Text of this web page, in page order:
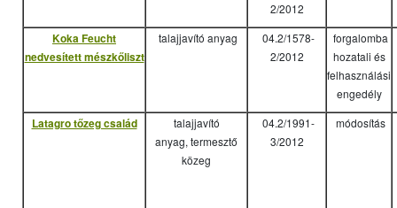
2/2012
Koka Feucht
nedvesített mészkőliszt
talajjavító anyag
04.2/1578-
2/2012
forgalomba
hozatali és
felhasználási
engedély
Latagro tőzeg család
talajjavító
anyag, termesztő
közeg
04.2/1991-
3/2012
módosítás